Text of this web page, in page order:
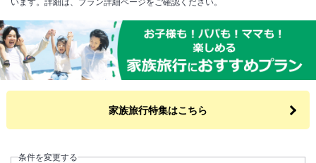
家族旅行特集はこちら
条件を変更する